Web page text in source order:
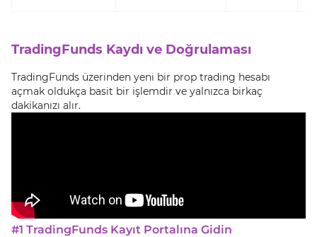
TradingFunds Kaydı ve Doğrulaması
TradingFunds üzerinden yeni bir prop trading hesabı
açmak oldukça basit bir işlemdir ve yalnızca birkaç
dakikanızı alır.
#1 TradingFunds Kayıt Portalına Gidin